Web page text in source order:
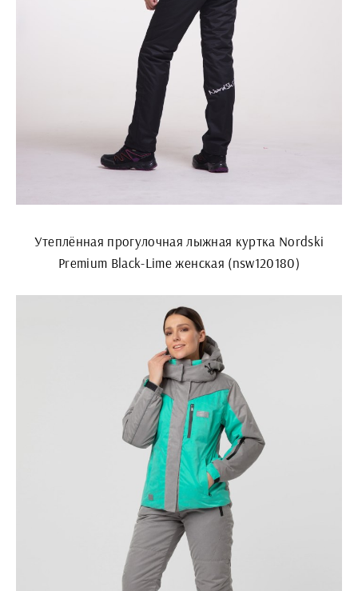
Утеплённая прогулочная лыжная куртка Nordski
Premium Black-Lime женская (nsw120180)